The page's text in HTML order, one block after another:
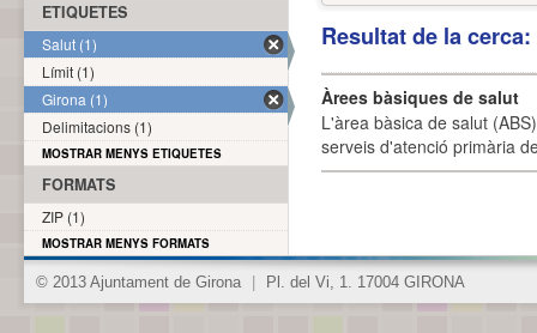
Resultat de la
Àrees bàsiques de salut
L'àrea bàsica de salut
serveis d'atenció primària
ETIQUETES
Salut (1)
Límit (1)
Girona (1)
Delimitacions (1)
MOSTRAR MENYS ETIQUETES
FORMATS
ZIP (1)
MOSTRAR MENYS FORMATS
© 2013 Ajuntament de Girona Pl. del Vi, 1. 17004 GIRONA